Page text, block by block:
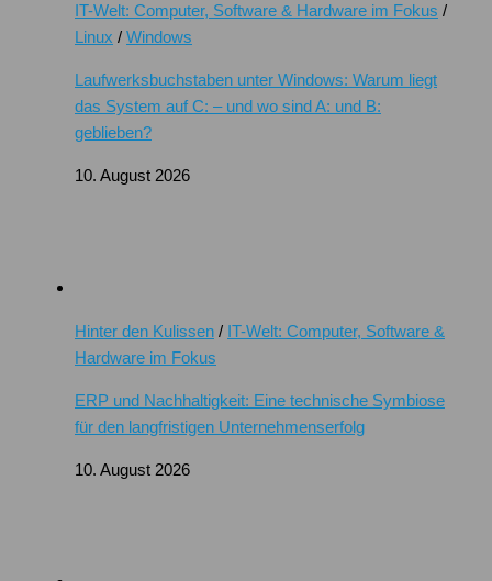
IT-Welt: Computer, Software & Hardware im Fokus /
Linux / Windows
Laufwerksbuchstaben unter Windows: Warum liegt
das System auf C: – und wo sind A: und B:
geblieben?
10. August 2026
Hinter den Kulissen / IT-Welt: Computer, Software &
Hardware im Fokus
ERP und Nachhaltigkeit: Eine technische Symbiose
für den langfristigen Unternehmenserfolg
10. August 2026